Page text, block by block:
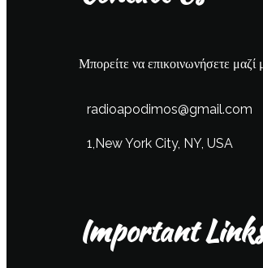
Μπορείτε να επικοινωνήσετε
radioapodimos@gmail.com
1,New York City, NY, USA
Important Links